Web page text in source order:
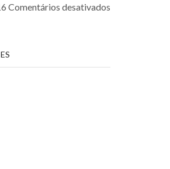
Comentários desativados